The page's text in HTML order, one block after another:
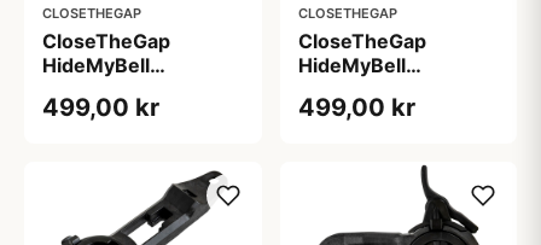
CLOSETHEGAP
CloseTheGap
HideMyBell
Specialized med
499,00 kr
CLOSETHEGAP
CloseTheGap
HideMyBell
1,8mm styr
499,00 kr